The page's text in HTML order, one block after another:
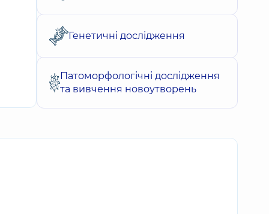
Генетичні дослідження
Патоморфологічні дослідження
та вивчення новоутворень